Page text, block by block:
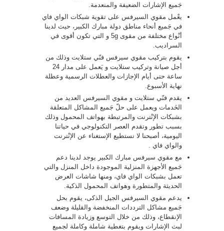
جَميع الإشارات الضعيفة والمنعدمة.
يعْمل مقوي السيرفس على تقوية شبكات الواي فاي
في جَميع أنحاء مناطق دولة مبارك الكبير، حيث لدينا
أنْواع مختلفة من مقوى 5g و التي تكون أقوى في
السراديب.
يقوم بتركيب مقوي سيرفس فنّي ستلايت وذلك من
أجل صيانة وتركيب ستلايت و يَعمل على مدار 24
ساعة حتى أيام الإجازات والعطلات الرسمية وعطلة
نهاية الأسبوع.
يقدم فنّي ستلايت و مقوي السيرفس العديد من
الخَدمات ويعمل على حلّ جَميع المشاكل المتعلقة
بشبكات الإنْترنت والمرتبطة بهواتف المحمول وذلك
بسبب تطور وتقدم العصر التكنولوجي في حياتنا
اليومية، أصبحنا لا نستطيع الإستغناء عن الإنْترنت
والواي فاي .
مع مقوي سيرفس مبارك الكبير يوجد لدينا دعم
جَميع الأجهزة المنزلية الموجودة داخل المنزل والتي
تعمل بشبكات الواي فاي، ومنها شاشات العرض
الحديثة والمتطورة وهواتف المحمول الذكية.
يدعم مقوي السيرفس الجيل الذكى، يقوم بحل
جَميع مشاكل الترددات المنخفضة والقليلة وضعف
الإنقطاع، وذلك من خلال التوسع وزيادة المسافات
لبث الإشارات ويقوم بتغطية شاملة وكاملة لجميع